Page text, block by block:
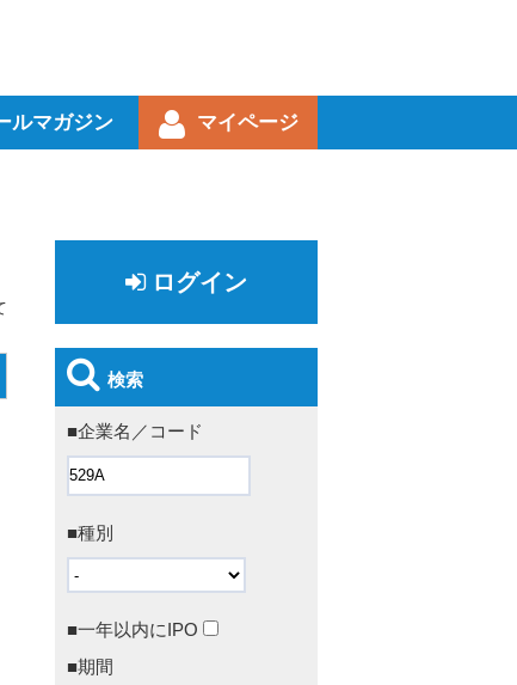
ルマガジン マイページ
ログイン
検索
■企業名／コード
■種別
■一年以内にIPO
■期間